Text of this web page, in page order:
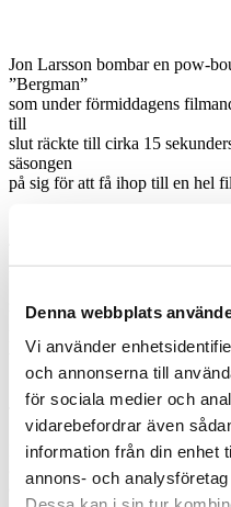
Denna webbplats
Vi använder
och annonserna till
för sociala medier och
vidarebefordrar även
information från din enhet
annons- och
Jon Larsson bombar en pow-
”Bergman”
som under förmiddagens
till
slut räckte till cirka 15
säsongen
på sig för att få ihop till en hel
byn Gressoney och med 20-30
lärkskogen
vid Jolanda var lyckan gjord.
Tom Oliver tar rejält med luft
En lekpark för vuxna barn. Så
Gressoney La Trinité. Passar